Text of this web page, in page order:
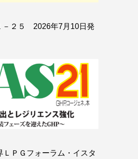
－２５ 2026年7月10日発
ＬＰＧフォーラム・イスタ